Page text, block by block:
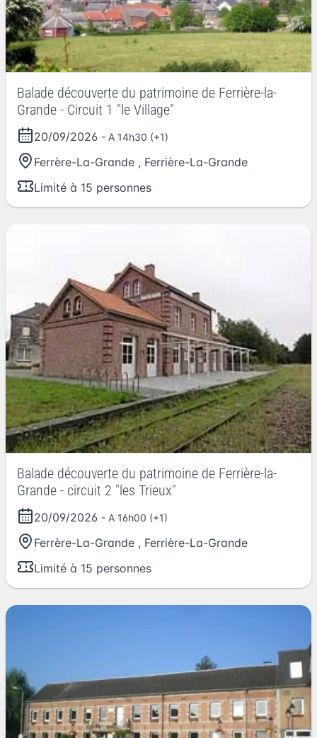
Balade découverte du patrimoine de Ferrière-la-
Grande - Circuit 1 "le Village"
20/09/2026 - A 14h30 (+1)
Ferrère-La-Grande , Ferrière-La-Grande
Limité à 15 personnes
Balade découverte du patrimoine de Ferrière-la-
Grande - circuit 2 "les Trieux"
20/09/2026 - A 16h00 (+1)
Ferrère-La-Grande , Ferrière-La-Grande
Limité à 15 personnes